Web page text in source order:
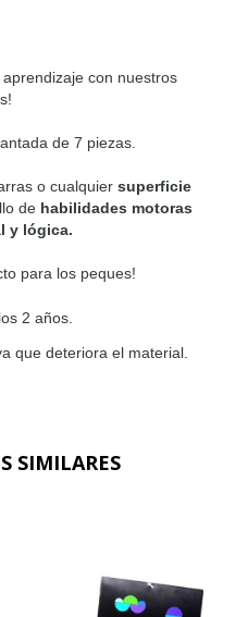
con nuestros
de 7 piezas.
o cualquier superficie
de habilidades motoras
y lógica.
para los peques!
2 años.
que deteriora el material.
SIMILARES